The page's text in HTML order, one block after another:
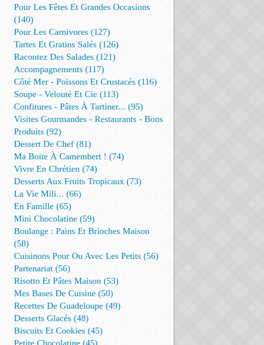
Pour Les Fêtes Et Grandes Occasions
(140)
Pour Les Carnivores (127)
Tartes Et Gratins Salés (126)
Racontez Des Salades (121)
Accompagnements (117)
Côté Mer - Poissons Et Crustacés (116)
Soupe - Velouté Et Cie (113)
Confitures - Pâtes À Tartiner... (95)
Visites Gourmandes - Restaurants - Bons
Produits (92)
Dessert De Chef (81)
Ma Boite À Camembert ! (74)
Vivre En Chrétien (74)
Desserts Aux Fruits Tropicaux (73)
La Vie Mili... (66)
En Famille (65)
Mini Chocolatine (59)
Boulange : Pains Et Brioches Maison
(58)
Cuisinons Pour Ou Avec Les Petits (56)
Partenariat (56)
Risotto Et Pâtes Maison (53)
Mes Bases De Cuisine (50)
Recettes De Guadeloupe (49)
Desserts Glacés (48)
Biscuits Et Cookies (45)
Petite Chocolatine (45)